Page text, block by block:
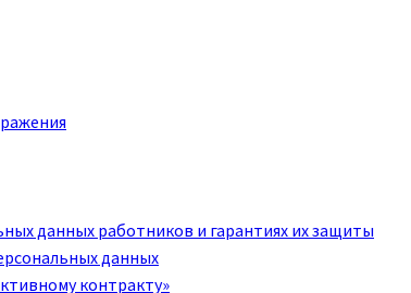
данных работников и гарантиях их защиты
данных
контракту»